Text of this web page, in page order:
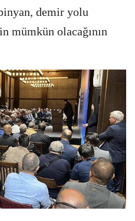
demir yolu
mümkün olacağının